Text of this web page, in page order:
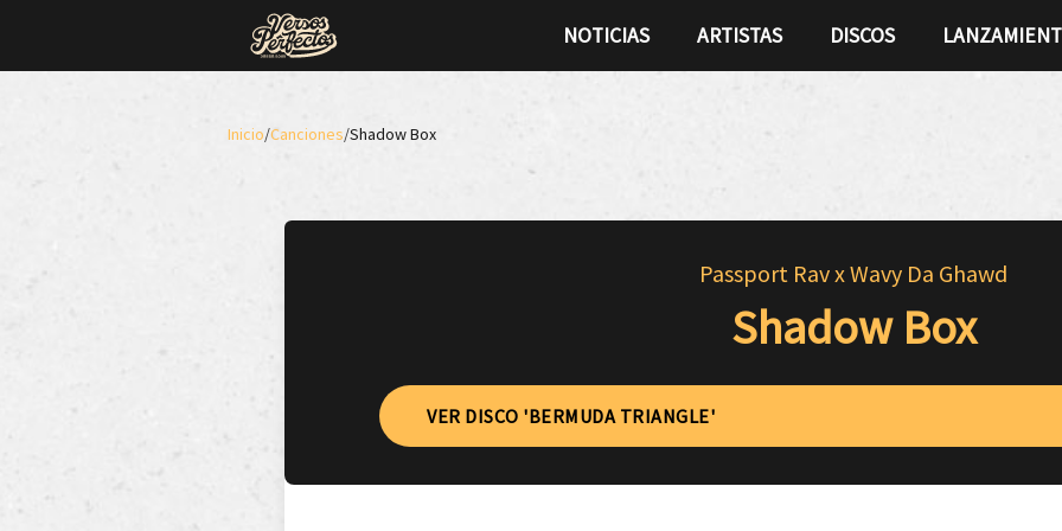
NOTICIAS ARTISTAS DISCOS
Inicio/Canciones/Shadow Box
Passport Rav x Wavy Da Ghawd
Shadow Box
VER DISCO 'BERMUDA TRIANGLE'